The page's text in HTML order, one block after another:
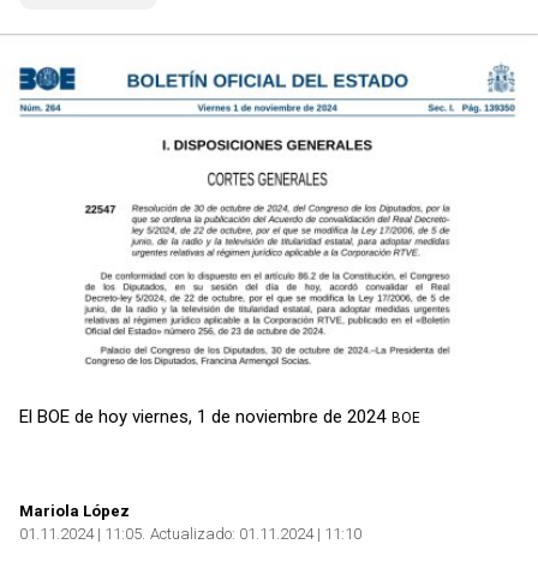
El BOE de hoy viernes, 1 de noviembre de 2024 BOE
Mariola López
01.11.2024 | 11:05 Actualizado: 01.11.2024 | 11:10